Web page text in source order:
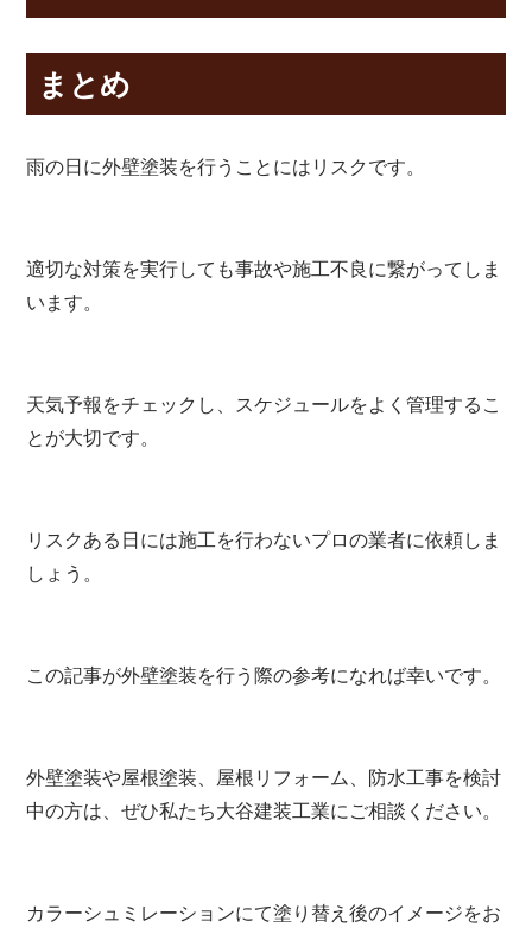
まとめ
雨の日に外壁塗装を行うことにはリスクです。
適切な対策を実行しても事故や施工不良に繋がってしま
います。
天気予報をチェックし、スケジュールをよく管理するこ
とが大切です。
リスクある日には施工を行わないプロの業者に依頼しま
しょう。
この記事が外壁塗装を行う際の参考になれば幸いです。
外壁塗装や屋根塗装、屋根リフォーム、防水工事を検討
中の方は、ぜひ私たち大谷建装工業にご相談ください。
カラーシュミレーションにて塗り替え後のイメージをお